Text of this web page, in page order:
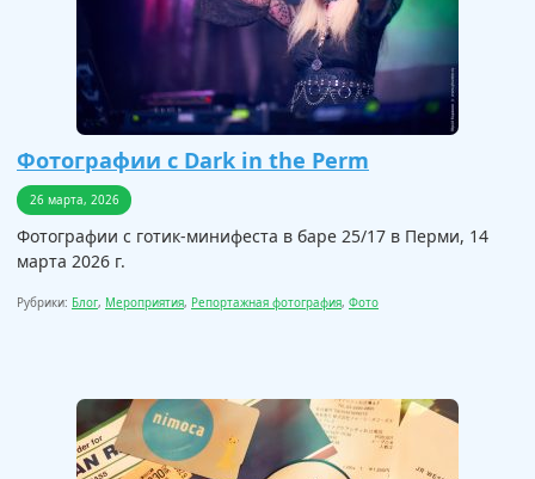
Фотографии с Dark in the Perm
26 марта, 2026
Фотографии с готик-минифеста в баре 25/17 в Перми, 14
марта 2026 г.
Рубрики: Блог, Мероприятия, Репортажная фотография, Фото